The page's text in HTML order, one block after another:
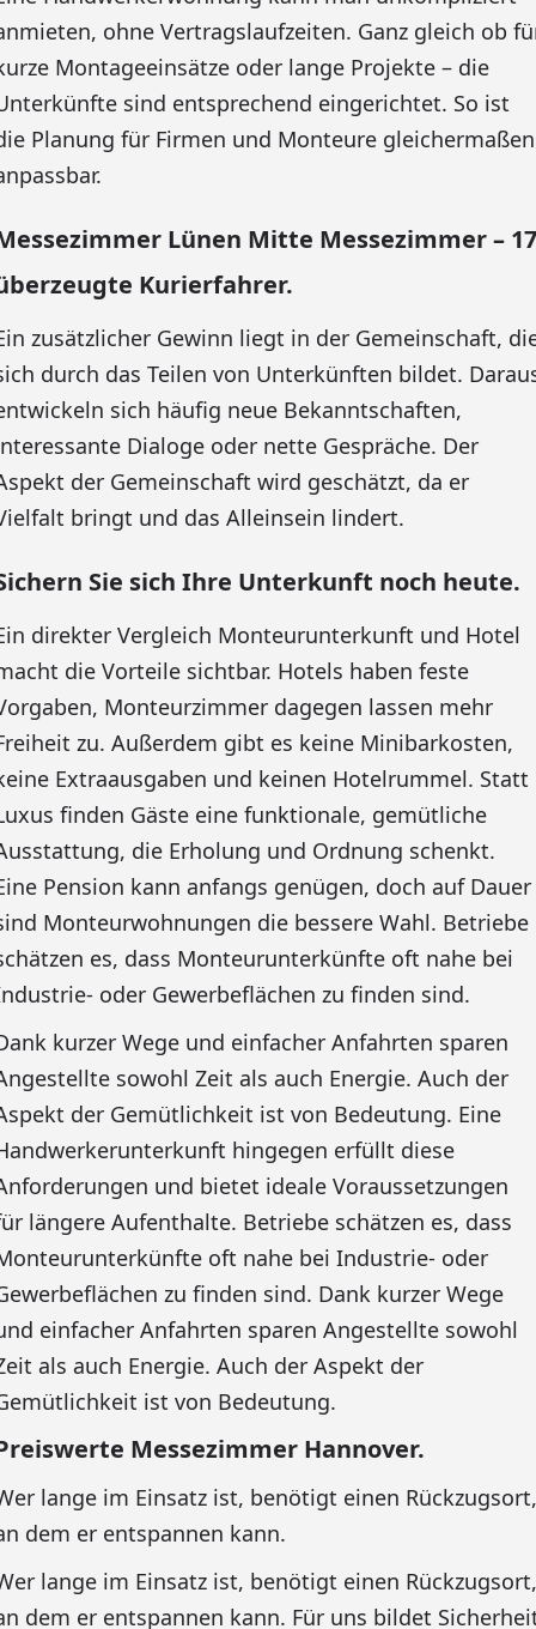
ohne Vertragslaufzeiten. Ganz gleich ob
Montageeinsätze oder lange Projekte – die
sind entsprechend eingerichtet. So ist
Planung für Firmen und Monteure gleichermaßen
Lünen Mitte Messezimmer – 17
Kurierfahrer.
zusätzlicher Gewinn liegt in der Gemeinschaft,
durch das Teilen von Unterkünften bildet.
sich häufig neue Bekanntschaften,
Dialoge oder nette Gespräche. Der
der Gemeinschaft wird geschätzt, da er
bringt und das Alleinsein lindert.
Sie sich Ihre Unterkunft noch heute.
direkter Vergleich Monteurunterkunft und Hotel
die Vorteile sichtbar. Hotels haben feste
Monteurzimmer dagegen lassen mehr
zu. Außerdem gibt es keine Minibarkosten,
Extraausgaben und keinen Hotelrummel. Statt
finden Gäste eine funktionale, gemütliche
die Erholung und Ordnung schenkt.
Pension kann anfangs genügen, doch auf Dauer
Monteurwohnungen die bessere Wahl. Betriebe
es, dass Monteurunterkünfte oft nahe bei
oder Gewerbeflächen zu finden sind.
kurzer Wege und einfacher Anfahrten sparen
sowohl Zeit als auch Energie. Auch der
der Gemütlichkeit ist von Bedeutung. Eine
hingegen erfüllt diese
und bietet ideale Voraussetzungen
längere Aufenthalte. Betriebe schätzen es, dass
oft nahe bei Industrie- oder
zu finden sind. Dank kurzer Wege
einfacher Anfahrten sparen Angestellte sowohl
als auch Energie. Auch der Aspekt der
ist von Bedeutung.
Messezimmer Hannover.
lange im Einsatz ist, benötigt einen Rückzugsort,
dem er entspannen kann.
lange im Einsatz ist, benötigt einen Rückzugsort,
dem er entspannen kann. Für uns bildet